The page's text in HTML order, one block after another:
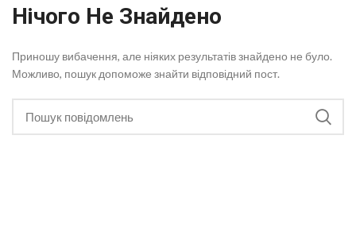
Нічого Не Знайдено
Приношу вибачення, але ніяких результатів знайдено не було.
Можливо, пошук допоможе знайти відповідний пост.